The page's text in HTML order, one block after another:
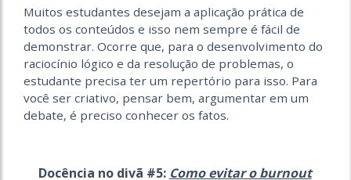
Muitos estudantes desejam a aplicação prática de
todos os conteúdos e isso nem sempre é fácil de
demonstrar. Ocorre que, para o desenvolvimento do
raciocínio lógico e da resolução de problemas, o
estudante precisa ter um repertório para isso. Para
você ser criativo, pensar bem, argumentar em um
debate, é preciso conhecer os fatos.
Docência no divã #5: Como evitar o burnout